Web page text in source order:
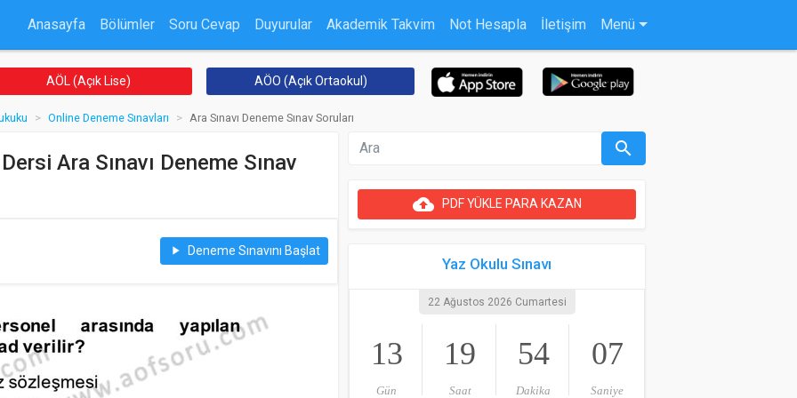
Anasayfa Bölümler Soru Cevap Duyurular Akademik Takvim Not Hesapla İletişim Menü
AÖL (Açık Lise) AÖO (Açık Ortaokul)
Online Deneme Sınavları Ara Sınavı Deneme Sınav Soruları
Ara Sınavı Deneme Sınav
play_arrow Deneme Sınavını Başlat
search
cloud_uploadPDF YÜKLE PARA KAZAN
Yaz Okulu Sınavı
22 Ağustos 2026 Cumartesi
13
Gün
19
Saat
54
Dakika
06
Saniye